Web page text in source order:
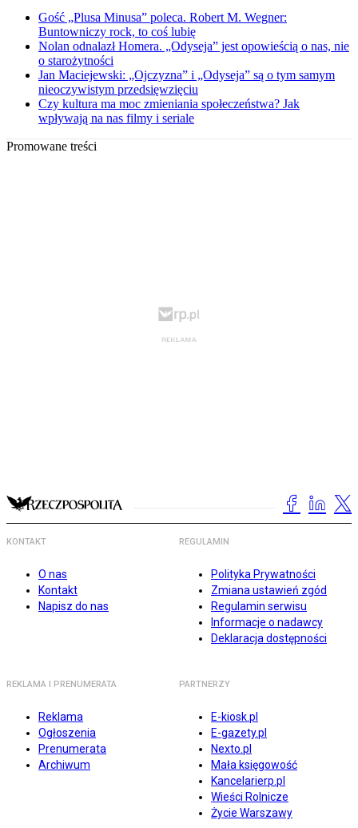
Gość „Plusa Minusa” poleca. Robert M. Wegner:
Buntowniczy rock, to coś lubię
Nolan odnalazł Homera. „Odyseja” jest opowieścią o nas, nie
o starożytności
Jan Maciejewski: „Ojczyzna” i „Odyseja” są o tym samym
nieoczywistym przedsięwzięciu
Czy kultura ma moc zmieniania społeczeństwa? Jak
wpływają na nas filmy i seriale
Promowane treści
KONTAKT
O nas
Kontakt
Napisz do nas
REGULAMIN
Polityka Prywatności
Zmiana ustawień zgód
Regulamin serwisu
Informacje o nadawcy
Deklaracja dostępności
REKLAMA I PRENUMERATA
Reklama
Ogłoszenia
Prenumerata
Archiwum
PARTNERZY
E-kiosk.pl
E-gazety.pl
Nexto.pl
Mała księgowość
Kancelarierp.pl
Wieści Rolnicze
Życie Warszawy